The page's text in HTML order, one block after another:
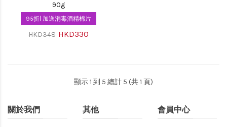
90g
95折| 加送消毒酒精棉片
HKD348 HKD330
顯示 1 到 5 總計 5 (共 1 頁)
關於我們 其他 會員中心